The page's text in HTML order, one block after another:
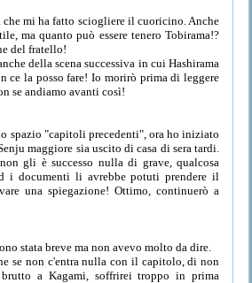
che mi ha fatto sciogliere il cuoricino. Anche
ma quanto può essere tenero Tobirama!?
del fratello!
della scena successiva in cui Hashirama
ce la posso fare! Io morirò prima di leggere
se andiamo avanti così!
spazio "capitoli precedenti", ora ho iniziato
maggiore sia uscito di casa di sera tardi.
gli è successo nulla di grave, qualcosa
i documenti li avrebbe potuti prendere il
una spiegazione! Ottimo, continuerò a
stata breve ma non avevo molto da dire.
se non c'entra nulla con il capitolo, di non
a Kagami, soffrirei troppo in prima